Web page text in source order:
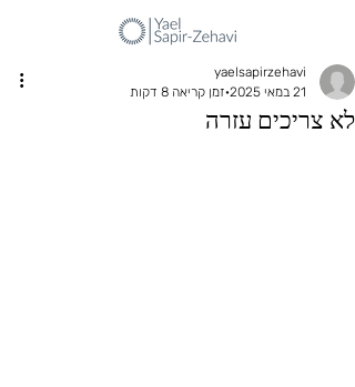
לא צריכים עזרה
yaelsapirzehavi
21 במאי 2025
זמן קריאה 8 דקות